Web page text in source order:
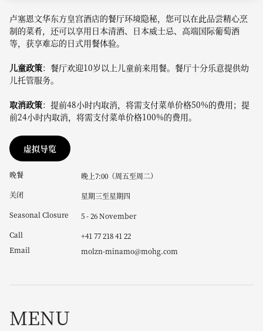
卢塞恩文华东方皇宫酒店的餐厅环境隐秘，您可以在此品尝精心烹
制的菜肴，还可以享用日本清酒、日本威士忌、高端国际葡萄酒
等，获享难忘的日式用餐体验。
儿童政策：餐厅欢迎10岁以上儿童前来用餐。餐厅十分乐意提供幼
儿托管服务。
取消政策：提前48小时内取消，将需支付菜单价格50%的费用；提
前24小时内取消，将需支付菜单价格100%的费用。
虚拟导览
晚餐
晚上7:00（周五至周二）
关闭
星期三至星期四
Seasonal Closure
5 - 26 November
Call
+41 77 218 41 22
Email
molzn-minamo@mohg.com
MENU